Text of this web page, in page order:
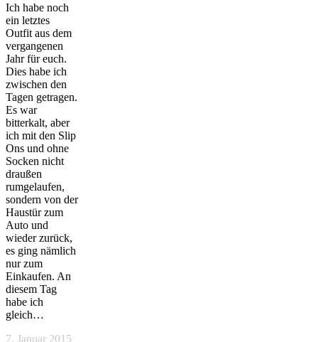
Ich habe noch
ein letztes
Outfit aus dem
vergangenen
Jahr für euch.
Dies habe ich
zwischen den
Tagen getragen.
Es war
bitterkalt, aber
ich mit den Slip
Ons und ohne
Socken nicht
draußen
rumgelaufen,
sondern von der
Haustür zum
Auto und
wieder zurück,
es ging nämlich
nur zum
Einkaufen. An
diesem Tag
habe ich
gleich…
7. Januar 2015